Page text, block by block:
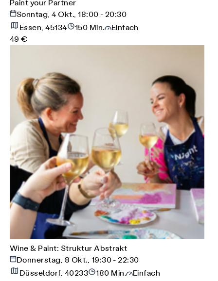
Paint your Partner
Sonntag, 4 Okt., 18:00 - 20:30
Essen, 45134
150 Min.
Einfach
49 €
Wine & Paint: Struktur Abstrakt
Donnerstag, 8 Okt., 19:30 - 22:30
Düsseldorf, 40233
180 Min.
Einfach